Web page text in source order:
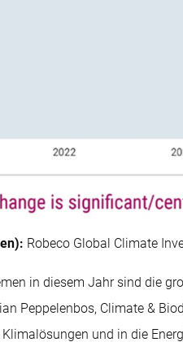
Robeco Global Climate
in diesem Jahr sind die
Peppelenbos, Climate &
und in die